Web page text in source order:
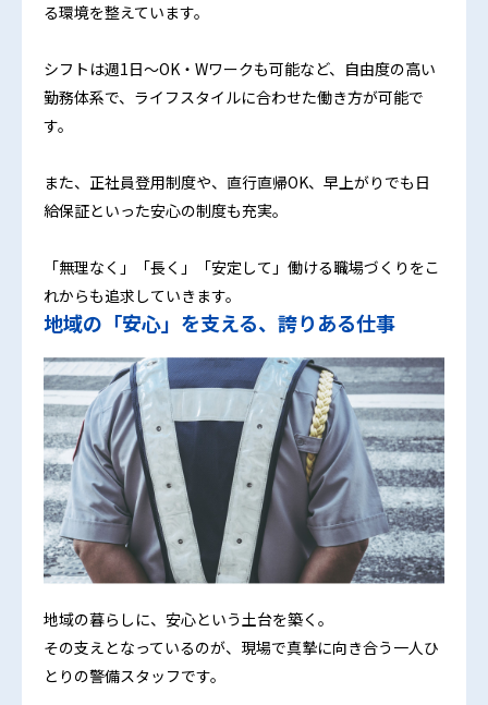
る環境を整えています。
シフトは週1日～OK・Wワークも可能など、自由度の高い
勤務体系で、ライフスタイルに合わせた働き方が可能で
す。
また、正社員登用制度や、直行直帰OK、早上がりでも日
給保証といった安心の制度も充実。
「無理なく」「長く」「安定して」働ける職場づくりをこ
れからも追求していきます。
地域の「安心」を支える、誇りある仕事
地域の暮らしに、安心という土台を築く。
その支えとなっているのが、現場で真摯に向き合う一人ひ
とりの警備スタッフです。